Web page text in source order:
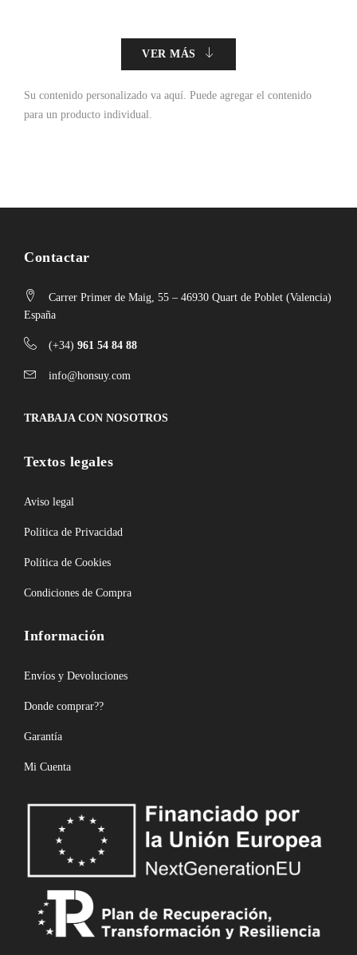
VER MÁS
Su contenido personalizado va aquí. Puede agregar el contenido
para un producto individual.
Contactar
Carrer Primer de Maig, 55 – 46930 Quart de Poblet (Valencia)
España
(+34) 961 54 84 88
info@honsuy.com
TRABAJA CON NOSOTROS
Textos legales
Aviso legal
Política de Privacidad
Política de Cookies
Condiciones de Compra
Información
Envíos y Devoluciones
Donde comprar??
Garantía
Mi Cuenta